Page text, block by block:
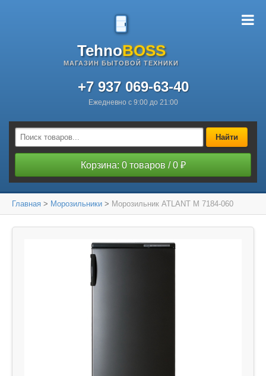
TehnoBOSS
МАГАЗИН БЫТОВОЙ ТЕХНИКИ
+7 937 069-63-40
Ежедневно с 9:00 до 21:00
Найти
Корзина: 0 товаров / 0 ₽
Главная > Морозильники > Морозильник ATLANT М 7184-060